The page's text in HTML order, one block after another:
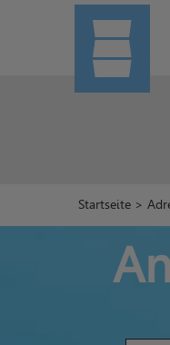
Startseite >